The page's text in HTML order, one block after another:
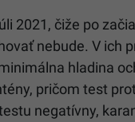
2021, čiže po
nebude. V ich
hladina
pričom test
negatívny,